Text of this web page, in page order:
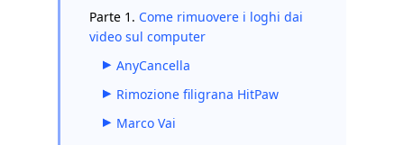
Parte 1. Come rimuovere i loghi dai
video sul computer
AnyCancella
Rimozione filigrana HitPaw
Marco Vai